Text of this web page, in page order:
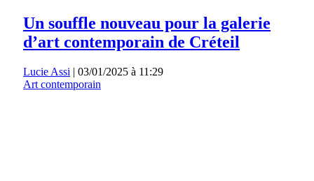
Un souffle nouveau pour la galerie
d’art contemporain de Créteil
Lucie Assi | 03/01/2025 à 11:29
Art contemporain